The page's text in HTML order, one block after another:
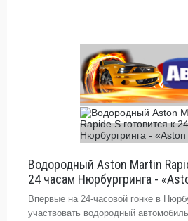
Водородный Aston Martin
24 часам Нюрбургринга -
Впервые на 24-часовой гонке в
участвовать водородный